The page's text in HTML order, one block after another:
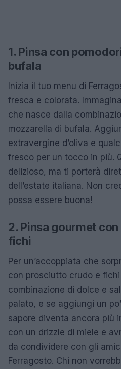
1. Pinsa con
bufala
Inizia il tuo menu di
fresca e colorata.
che nasce dalla
mozzarella di bufala.
extravergine d’oliva e
fresco per un tocco in più.
delizioso, ma ti porterà
dell’estate italiana. Non
possa essere buona!
2. Pinsa gourmet
fichi
Per un’accoppiata che
con prosciutto crudo e
combinazione di dolce e
palato, e se aggiungi un
sapore diventa ancora più
con un drizzle di miele e
da condividere con gli
Ferragosto. Chi non